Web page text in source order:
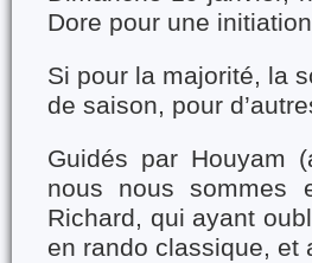
Dore pour une
Si pour la majorité, la
de saison, pour
Guidés par Houyam
nous nous sommes
Richard, qui ayant
en rando classique,